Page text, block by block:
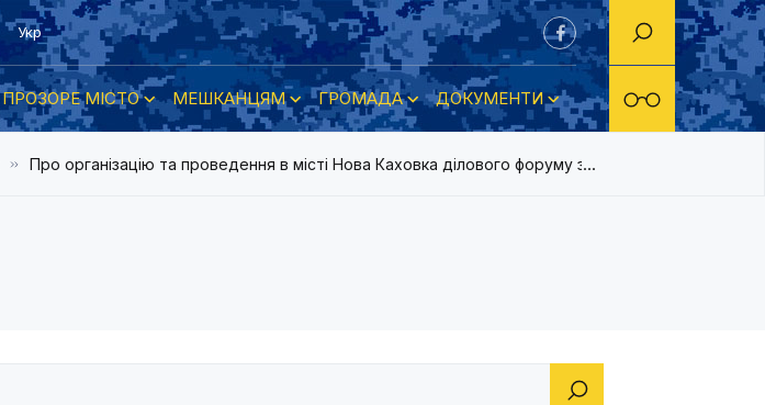
Укр
ПРОЗОРЕ МІСТО МЕШКАНЦЯМ ГРОМАДА ДОКУМЕНТИ
Про організацію та проведення в місті Нова Каховка ділового форуму з питань розвитку